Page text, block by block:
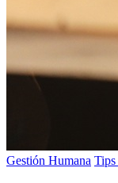
Gestión Humana